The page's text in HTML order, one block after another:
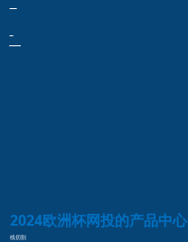
2024欧洲杯网投的产品中心
线切割